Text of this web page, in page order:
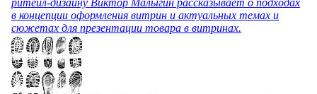
ритейл-дизайну Виктор Малыгин рассказывает о подходах
в концепции оформления витрин и актуальных темах и
сюжетах для презентации товара в витринах.